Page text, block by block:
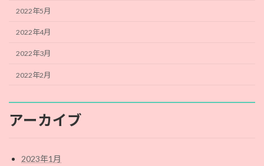
2022年5月
2022年4月
2022年3月
2022年2月
アーカイブ
2023年1月